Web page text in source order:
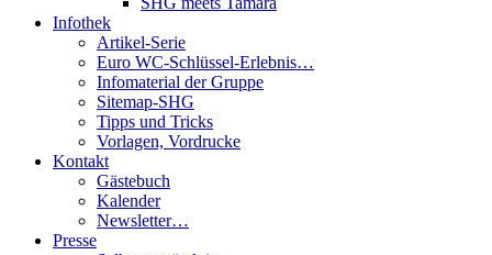
Infothek
Artikel-Serie
Euro WC-Schlüssel-Erlebnis…
Infomaterial der Gruppe
Sitemap-SHG
Tipps und Tricks
Vorlagen, Vordrucke
Kontakt
Gästebuch
Kalender
Newsletter…
Presse